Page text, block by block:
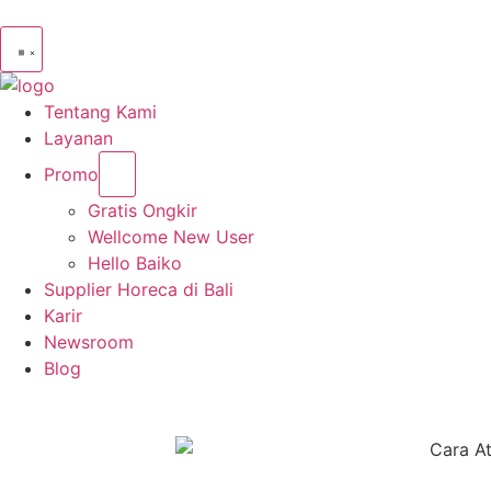
Tentang Kami
Layanan
Promo
Gratis Ongkir
Wellcome New User
Hello Baiko
Supplier Horeca di Bali
Karir
Newsroom
Blog